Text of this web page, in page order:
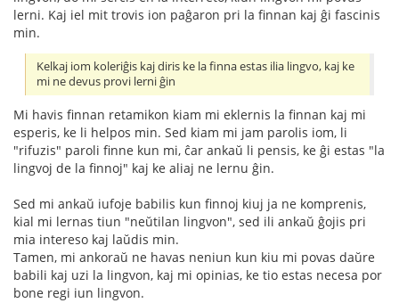
lerni. Kaj iel mit trovis ion paĝaron pri la finnan kaj ĝi fascinis
min.
Kelkaj iom koleriĝis kaj diris ke la finna estas ilia lingvo, kaj ke
mi ne devus provi lerni ĝin
Mi havis finnan retamikon kiam mi eklernis la finnan kaj mi
esperis, ke li helpos min. Sed kiam mi jam parolis iom, li
"rifuzis" paroli finne kun mi, ĉar ankaŭ li pensis, ke ĝi estas "la
lingvoj de la finnoj" kaj ke aliaj ne lernu ĝin.
Sed mi ankaŭ iufoje babilis kun finnoj kiuj ja ne komprenis,
kial mi lernas tiun "neŭtilan lingvon", sed ili ankaŭ ĝojis pri
mia intereso kaj laŭdis min.
Tamen, mi ankoraŭ ne havas neniun kun kiu mi povas daŭre
babili kaj uzi la lingvon, kaj mi opinias, ke tio estas necesa por
bone regi iun lingvon.